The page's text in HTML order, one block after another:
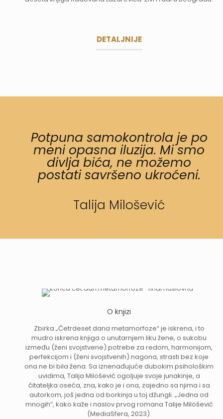
DETALJNIJE
Potpuna samokontrola je po
meni opasna iluzija. Mi smo
divlja bića, ne možemo
postati savršeno ukroćeni.
Talija Milošević
O knjizi
Zbirka „Četrdeset dana metamorfoze“ je iskrena, i to
mudro iskrena knjiga o unutarnjem liku žene, o sukobu
između (ženi svojstvene) potrebe za redom, harmonijom,
perfekcijom i (ženi svojstvenih) nagona, strasti bez koje
ona ne bi bila žena. Sa iznenađujuće dubokim psihološkim
uvidima, Talija Milošević ogoljuje svoje junakinje, a
čitateljka oseća, zna, kako je i ona, zajedno sa njima i sa
autorkom, još jedna od borkinja u toj džungli. „Jedna od
mnogih“, kako kaže i naslov prvog romana Talije Milošević
(MediaSfera, 2023).